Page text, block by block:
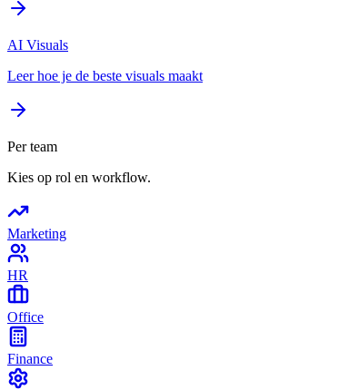
AI Visuals
Leer hoe je de beste visuals maakt
Per team
Kies op rol en workflow.
Marketing
HR
Office
Finance